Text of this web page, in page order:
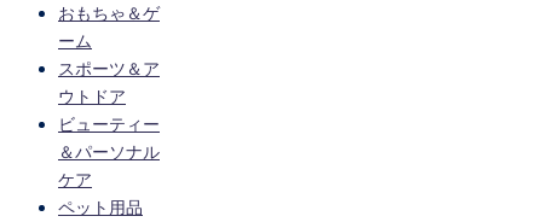
おもちゃ＆ゲ
ーム
スポーツ＆ア
ウトドア
ビューティー
＆パーソナル
ケア
ペット用品